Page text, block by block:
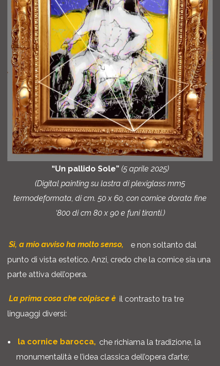
“Un pallido Sole”(5 aprile 2025)
(Digital painting su lastra di plexiglass mm5
termodeformata, di cm. 50 x 60, con cornice dorata fine
‘800 di cm 80 x 90 e funi tiranti.)
Sì, a mio avviso ha molto senso,
e non soltanto dal
punto di vista estetico. Anzi, credo che la cornice sia una
parte attiva dell’opera.
La prima cosa che colpisce è il contrasto tra tre
linguaggi diversi:
la cornice barocca, che richiama la tradizione, la
monumentalità e l’idea classica dell’opera d’arte;